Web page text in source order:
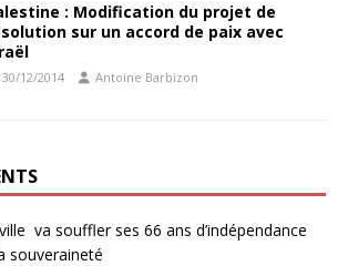
: Modification du projet de
sur un accord de paix avec
30/12/2014 Antoine Barbizon
va souffler ses 66 ans d’indépendance
souveraineté